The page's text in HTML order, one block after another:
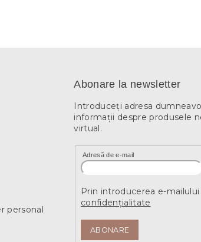
personal
Abonare la newsletter
Introduceţi adresa
informaţii despre produsele
virtual.
Adresă de e-mail
Prin introducerea e-
confidențialitate
ABONARE